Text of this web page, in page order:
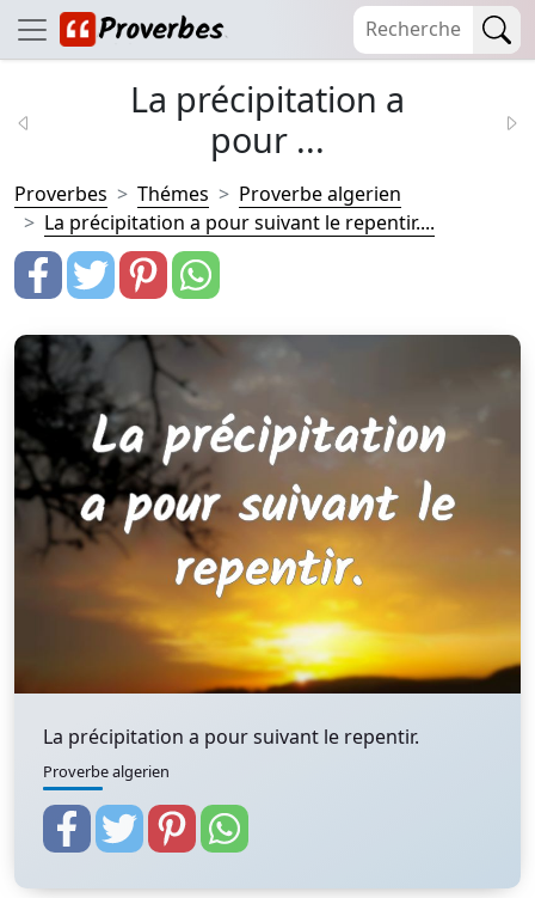
La précipitation a
pour ...
Proverbes Thémes
Proverbe algerien
La précipitation a pour suivant le repentir....
La précipitation a pour suivant le repentir.
Proverbe algerien